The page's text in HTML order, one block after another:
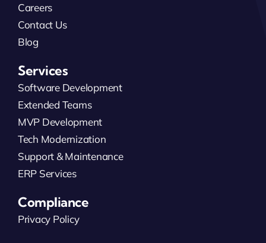
Careers
Contact Us
Blog
Services
Software Development
Extended Teams
MVP Development
Tech Modernization
Support & Maintenance
ERP Services
Compliance
Privacy Policy